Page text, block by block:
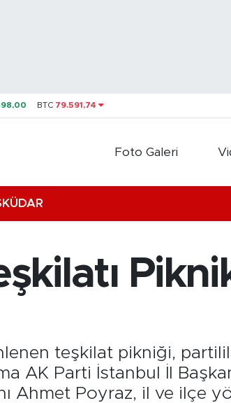
BTC 79.591,74
Foto Galeri
teşkilat pikniği,
AK Parti İstanbul İl
Ahmet Poyraz, il ve ilçe